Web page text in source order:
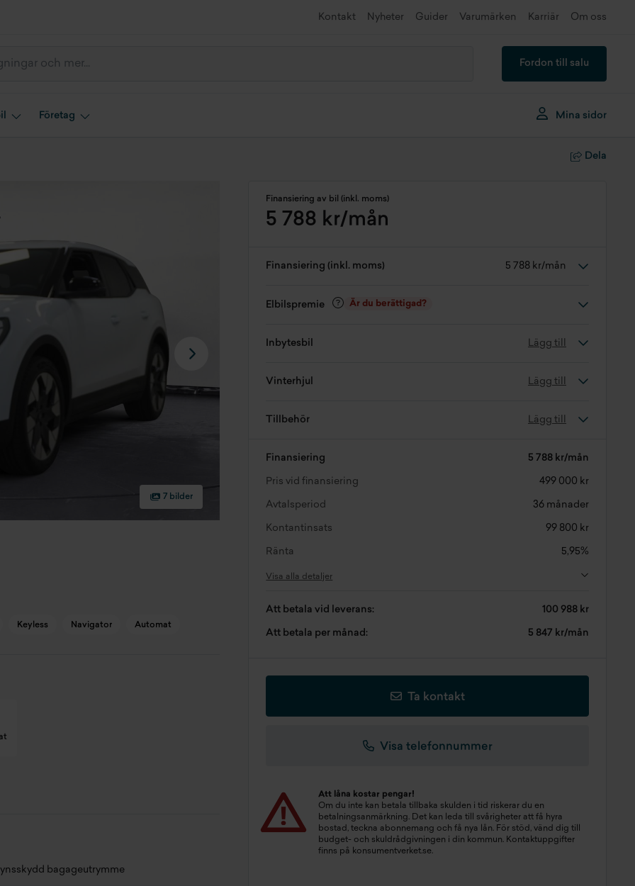
Kontakt Nyheter Guider Varumärken Karriär Om oss
Fordon till salu
Företag Mina sidor
Dela
7 bilder
Keyless Navigator Automat
bagageutrymme
Finansiering av bil (inkl. moms)
5 788 kr/mån
Finansiering (inkl. moms) 5 788 kr/mån
Elbilspremie Är du berättigad?
Inbytesbil Lägg till
Vinterhjul Lägg till
Tillbehör Lägg till
Finansiering 5 788 kr/mån
Pris vid finansiering 499 000 kr
Avtalsperiod 36 månader
Kontantinsats 99 800 kr
Ränta 5,95%
Visa alla detaljer
Att betala vid leverans: 100 988 kr
Att betala per månad: 5 847 kr/mån
Ta kontakt
Visa telefonnummer
Att låna kostar pengar!
Om du inte kan betala tillbaka skulden i tid riskerar du en
betalningsanmärkning. Det kan leda till svårigheter att få hyra
bostad, teckna abonnemang och få nya lån. För stöd, vänd dig till
budget- och skuldrådgivningen i din kommun. Kontaktuppgifter
finns på konsumentverket.se.